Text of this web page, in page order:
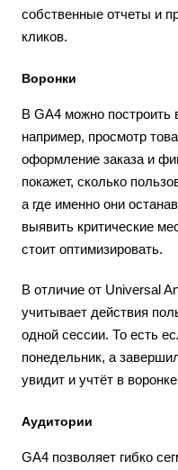
собственные отчеты и
кликов.
Воронки
В GA4 можно
например, просмотр
оформление заказа и
покажет, сколько
а где именно они
выявить критические
стоит оптимизировать.
В отличие от Universal
учитывает действия
одной сессии. То есть
понедельник, а
увидит и учтёт в
Аудитории
GA4 позволяет гибко